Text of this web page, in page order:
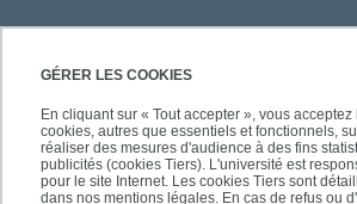
GÉRER LES COOKIES
En cliquant sur « Tout accepter », vous
cookies, autres que essentiels et fonctionnels,
réaliser des mesures d'audience à des fins
publicités (cookies Tiers). L'université est
pour le site Internet. Les cookies Tiers sont
dans nos mentions légales. En cas de refus ou
PRATIQUE